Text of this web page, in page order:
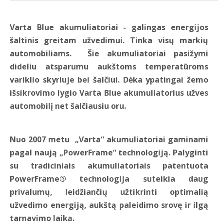
Varta Blue akumuliatoriai - galingas energijos
šaltinis greitam užvedimui. Tinka visų markių
automobiliams. Šie akumuliatoriai pasižymi
dideliu atsparumu aukštoms temperatūroms
variklio skyriuje bei šalčiui. Dėka ypatingai žemo
išsikrovimo lygio Varta Blue akumuliatorius užves
automobilį net šalčiausiu oru.
Nuo 2007 metu „Varta“ akumuliatoriai gaminami
pagal naują „PowerFrame“ technologiją. Palyginti
su tradiciniais akumuliatoriais
patentuota
PowerFrame®
technologija suteikia daug
privalumų, leidžiančių užtikrinti optimalią
užvedimo energiją, aukštą paleidimo srovę ir ilgą
tarnavimo laiką.